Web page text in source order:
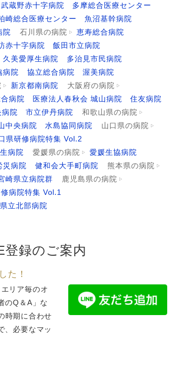
武蔵野赤十字病院
多摩総合医療センター
崎総合医療センター
魚沼基幹病院
院 石川県の病院
恵寿総合病院
赤十字病院
飯田市立病院
久美愛厚生病院
多治見市民病院
病院 協立総合病院
渥美病院
新京都南病院
大阪府の病院
病院 医療法人春秋会 城山病院
住友病院
院 市立伊丹病院
和歌山県の病院
中央病院 水島協同病院
山口県の病院
県研修病院特集 Vol.2
病院 愛媛県の病院
愛媛生協病院
災病院 健和会大手町病院
熊本県の病院
崎県立病院群
鹿児島県の病院
病院特集 Vol.1
立北部病院
録のご案内
た！
リア毎のオ
のQ＆A」な
時期に合わせ
、必要なマッ